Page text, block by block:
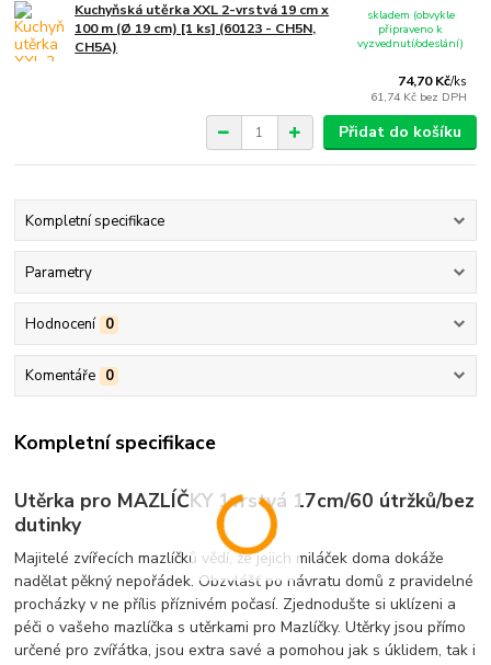
Kuchyňská utěrka XXL 2-vrstvá 19 cm x
100 m (Ø 19 cm) [1 ks] (60123 - CH5N,
CH5A)
74,70 Kč/ks
61,74 Kč bez DPH
skladem (obvykle
připraveno k
vyzvednutí/odeslání)
Přidat do košíku
Kompletní specifikace
Parametry
Hodnocení 0
Komentáře 0
Kompletní specifikace
Utěrka pro MAZLÍČKY 1vrstvá 17cm/60 útržků/bez
dutinky
Majitelé zvířecích mazlíčků vědí, že jejich miláček doma dokáže
nadělat pěkný nepořádek. Obzvlášť po návratu domů z pravidelné
procházky v ne přílis příznivém počasí. Zjednodušte si uklízeni a
péči o vašeho mazlíčka s utěrkami pro Mazlíčky. Utěrky jsou přímo
určené pro zvířátka, jsou extra savé a pomohou jak s úklidem, tak i